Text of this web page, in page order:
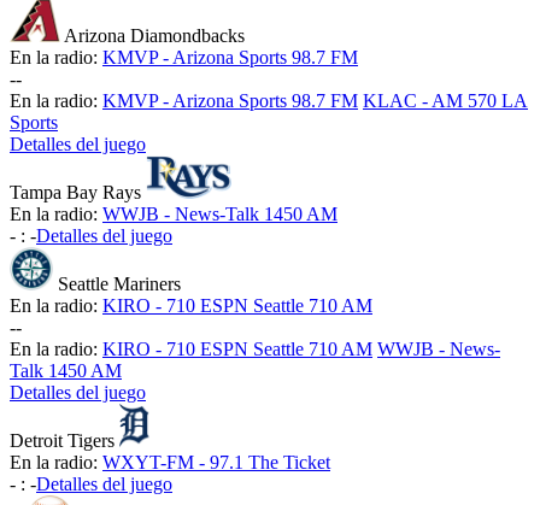
Arizona Diamondbacks
En la radio: KMVP - Arizona Sports 98.7 FM
--
En la radio: KMVP - Arizona Sports 98.7 FM KLAC - AM 570 LA
Sports
Detalles del juego
Tampa Bay Rays
En la radio: WWJB - News-Talk 1450 AM
- : -Detalles del juego
Seattle Mariners
En la radio: KIRO - 710 ESPN Seattle 710 AM
--
En la radio: KIRO - 710 ESPN Seattle 710 AM WWJB - News-
Talk 1450 AM
Detalles del juego
Detroit Tigers
En la radio: WXYT-FM - 97.1 The Ticket
- : -Detalles del juego